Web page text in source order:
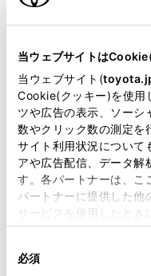
当ウェブサイトは
当ウェブサイト(
Cookie(クッキー)を使用
ツや広告の表示、ソーシ
数やクリック数の測定を
サイト利用状況について
アや広告配信、データ解
す。各パートナーは、こ
パートナーに提供した他
サービスを使用したとき
使用することがあります
必須
秋田店
秋田県秋田市旭南１丁目９
TEL
018-823-5311